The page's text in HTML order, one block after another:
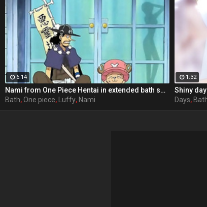
6:14
Nami from One Piece Hentai in extended bath scene
Bath, One piece, Luffy, Nami
1:32
Shiny
Days,